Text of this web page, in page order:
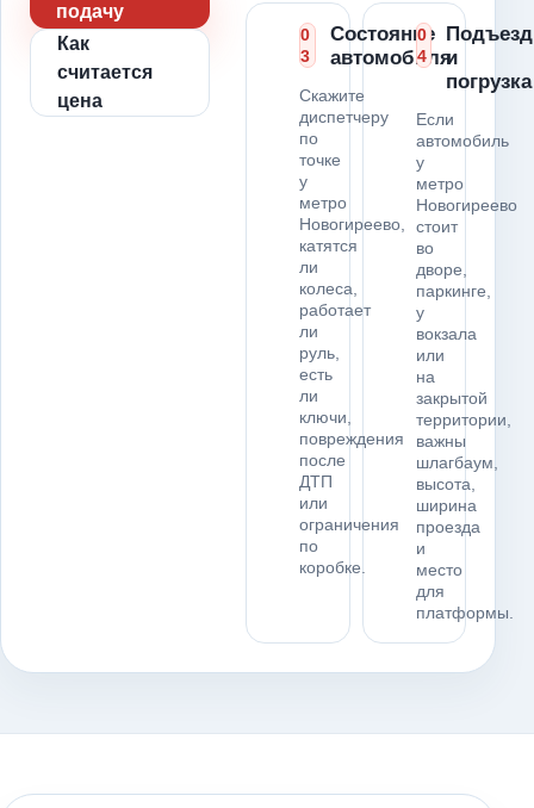
подачу
Как
считается
цена
0
3
Состояние
автомобиля
Скажите
диспетчеру
по
точке
у
метро
Новогиреево,
катятся
ли
колеса,
работает
ли
руль,
есть
ли
ключи,
повреждения
после
ДТП
или
ограничения
по
коробке.
0
4
Подъезд
и
погрузка
Если
автомобиль
у
метро
Новогиреево
стоит
во
дворе,
паркинге,
у
вокзала
или
на
закрытой
территории,
важны
шлагбаум,
высота,
ширина
проезда
и
место
для
платформы.